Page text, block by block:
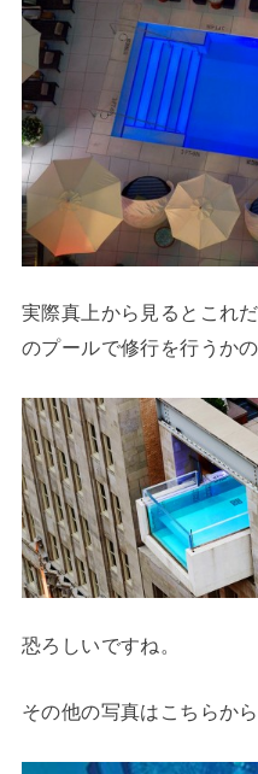
実際真上から見るとこれ
のプールで修行を行うかの
恐ろしいですね。
その他の写真はこちらか